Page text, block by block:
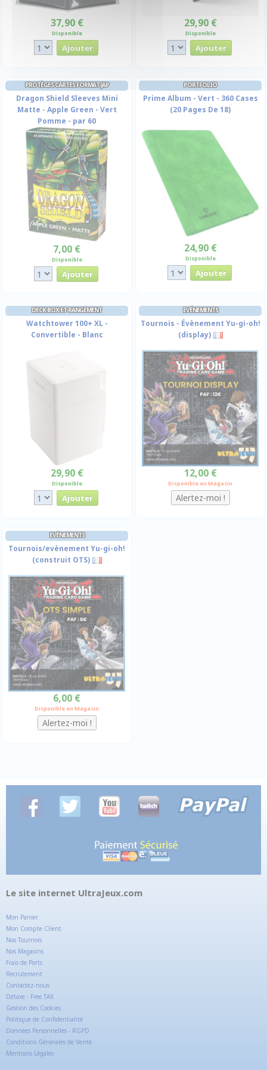
37,90 €
Disponible
29,90 €
Disponible
PROTÈGES CARTES FORMAT JAP
Dragon Shield Sleeves Mini
Matte - Apple Green - Vert
Pomme - par 60
7,00 €
Disponible
PORTFOLIO
Prime Album - Vert - 360 Cases
(20 Pages De 18)
24,90 €
Disponible
DECK BOX ET RANGEMENT
Watchtower 100+ XL -
Convertible - Blanc
29,90 €
Disponible
EVÉNEMENTS
Tournois - Évènement Yu-gi-oh!
(display)
12,00 €
Disponible en Magasin
EVÉNEMENTS
Tournois/evènement Yu-gi-oh!
(construit OTS)
6,00 €
Disponible en Magasin
Le site internet UltraJeux.com
Mon Panier
Mon Compte Client
Nos Tournois
Nos Magasins
Frais de Ports
Recrutement
Contactez-nous
Détaxe - Free TAX
Gestion des Cookies
Politique de Confidentialité
Données Personnelles - RGPD
Conditions Générales de Vente
Mentions Légales